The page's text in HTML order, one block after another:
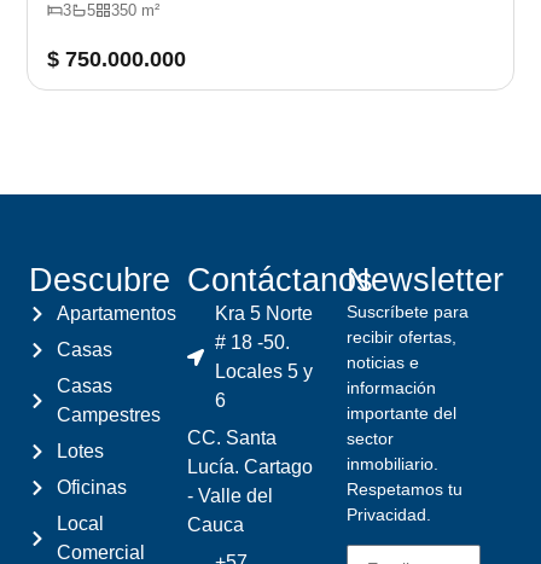
3 5 350 m²
$ 750.000.000
Descubre
Apartamentos
Casas
Casas
Campestres
Lotes
Oficinas
Local
Comercial
Contáctanos
Kra 5 Norte
# 18 -50.
Locales 5 y
6
CC. Santa
Lucía. Cartago
- Valle del
Cauca
Newsletter
Suscríbete para
recibir ofertas,
noticias e
información
importante del
sector
inmobiliario.
Respetamos tu
Privacidad.